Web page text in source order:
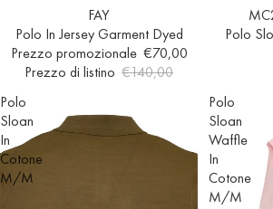
FAY
Polo In Jersey Garment Dyed
Prezzo promozionale €70,00
Prezzo di listino €140,00
Esaurito
Polo
Polo
Sloan
In
Cotone
M/M
Polo
Sloan
Waffle
In
Cotone
M/M